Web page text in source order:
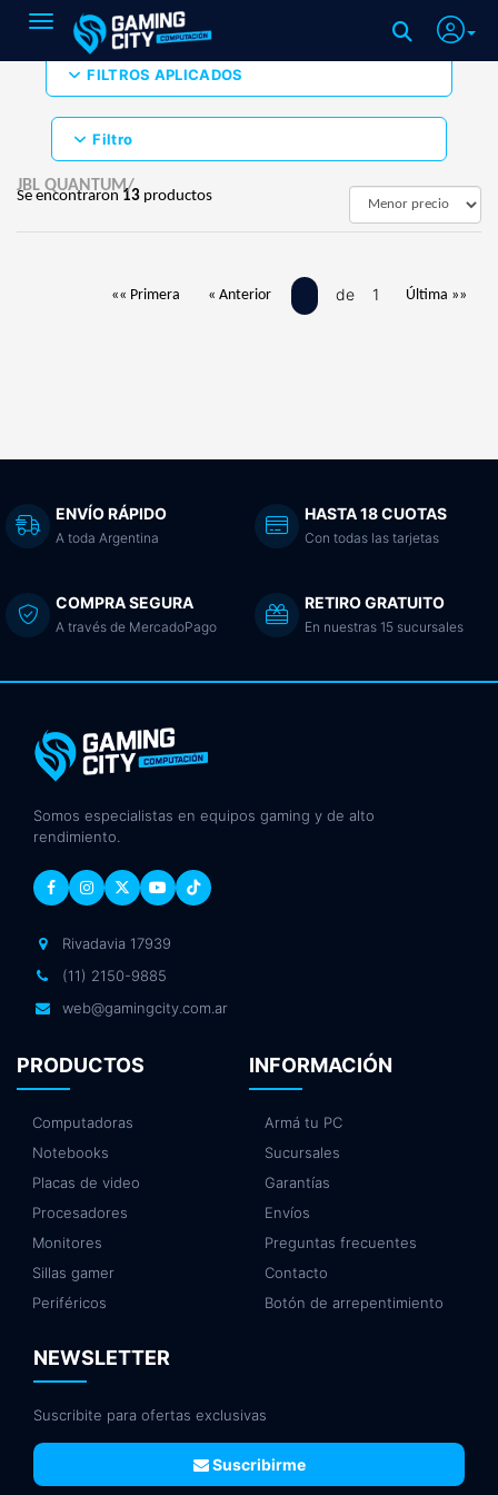
Toggle navigation
FILTROS APLICADOS
Filtro
JBL QUANTUM/
Se encontraron 13 productos
«« Primera « Anterior de 1 Última »»
ENVÍO RÁPIDO
A toda Argentina
HASTA 18 CUOTAS
Con todas las tarjetas
COMPRA SEGURA
A través de MercadoPago
RETIRO GRATUITO
En nuestras 15 sucursales
Somos especialistas en equipos gaming y de alto
rendimiento.
Rivadavia 17939
(11) 2150-9885
web@gamingcity.com.ar
PRODUCTOS
Computadoras
Notebooks
Placas de video
Procesadores
Monitores
Sillas gamer
Periféricos
INFORMACIÓN
Armá tu PC
Sucursales
Garantías
Envíos
Preguntas frecuentes
Contacto
Botón de arrepentimiento
NEWSLETTER
Suscribite para ofertas exclusivas
Suscribirme